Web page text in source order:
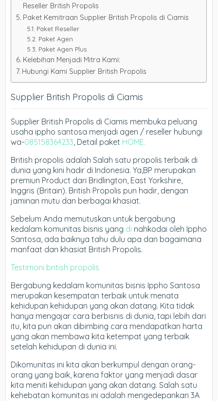
Reseller British Propolis
Paket Kemitraan Supplier British Propolis di Ciamis
Paket Reseller
Paket Agen
Paket Agen Plus
Kelebihan Menjadi Mitra Kami:
Hubungi Kami Supplier British Propolis
Supplier British Propolis di Ciamis
Supplier British Propolis di Ciamis membuka peluang
usaha ippho santosa menjadi agen / reseller hubungi
wa-085158364233, Detail paket HOME.
British propolis adalah Salah satu propolis terbaik di
dunia yang kini hadir di Indonesia. Ya,BP merupakan
premiun Product dari Bridlington, East Yorkshire,
Inggris (Britain). British Propolis pun hadir, dengan
jaminan mutu dan berbagai khasiat.
Sebelum Anda memutuskan untuk bergabung
kedalam komunitas bisnis yang di nahkodai oleh Ippho
Santosa, ada baiknya tahu dulu apa dan bagaimana
manfaat dan khasiat British Propolis.
Testimoni british propolis
Bergabung kedalam komunitas bisnis Ippho Santosa
merupakan kesempatan terbaik untuk menata
kehidupan kehidupan yang akan datang. Kita tidak
hanya mengajar cara berbisnis di dunia, tapi lebih dari
itu, kita pun akan dibimbing cara mendapatkan harta
yang akan membawa kita ketempat yang terbaik
setelah kehidupan di dunia ini.
Dikomunitas ini kita akan berkumpul dengan orang-
orang yang baik, karena faktor yang menjadi dasar
kita meniti kehidupan yang akan datang. Salah satu
kehebatan komunitas ini adalah mengedepankan 3A